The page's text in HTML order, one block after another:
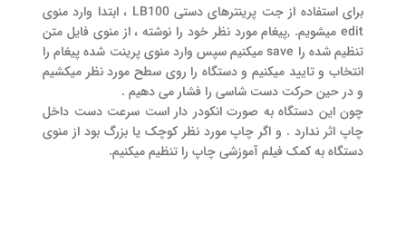
برای استفاده از جت پرینترهای دستی LB100 ، ابتدا وارد منوی
edit میشویم. ,پیغام مورد نظر خود را نوشته ، از منوی فایل متن
تنظیم شده را save میکنیم سپس وارد منوی پرینت شده پیغام را
انتخاب و تایید میکنیم و دستگاه را روی سطح مورد نظر میکشیم
و در حین حرکت دست شاسی را فشار می دهیم .
چون این دستگاه به صورت انکودر دار است سرعت دست داخل
چاپ اثر ندارد . و اگر چاپ مورد نظر کوچک یا بزرگ بود از منوی
دستگاه به کمک فیلم آموزشی چاپ را تنظیم میکنیم.